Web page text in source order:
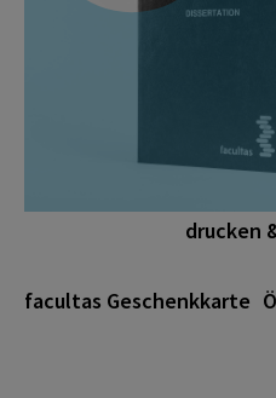
drucken
facultas Geschenkkarte